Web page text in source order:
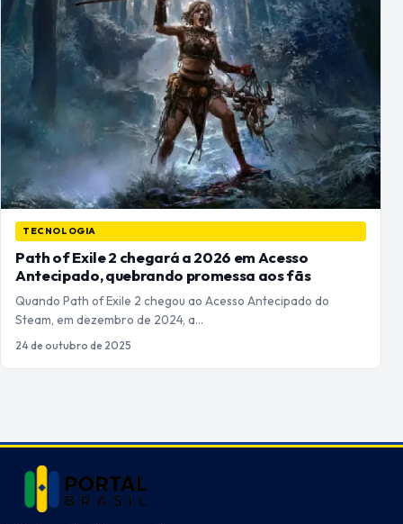
TECNOLOGIA
Path of Exile 2 chegará a 2026 em Acesso
Antecipado, quebrando promessa aos fãs
Quando Path of Exile 2 chegou ao Acesso Antecipado do
Steam, em dezembro de 2024, a…
24 de outubro de 2025